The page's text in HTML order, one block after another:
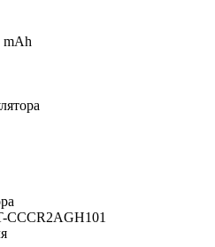
mAh
CCCR2AGH101